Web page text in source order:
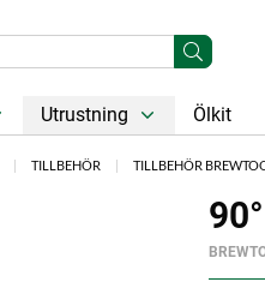
Utrustning Ölkit
TILLBEHÖR TILLBEHÖR